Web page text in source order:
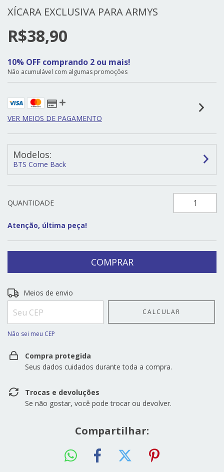
XÍCARA EXCLUSIVA PARA ARMYS
R$38,90
10% OFF comprando 2 ou mais!
Não acumulável com algumas promoções
VER MEIOS DE PAGAMENTO
Modelos:
BTS Come Back
QUANTIDADE
Atenção, última peça!
Entregas para o CEP:
Meios de envio
CALCULAR
Não sei meu CEP
Compra protegida
Seus dados cuidados durante toda a compra.
Trocas e devoluções
Se não gostar, você pode trocar ou devolver.
Compartilhar: